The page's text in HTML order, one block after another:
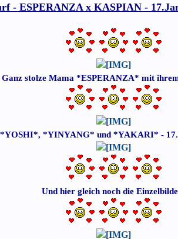
- ESPERANZA x KASPIAN -
Ganz stolze Mama *ESPERANZA* mit
*YOSHI*, *YINYANG* und *YAKARI* -
Und hier gleich noch die